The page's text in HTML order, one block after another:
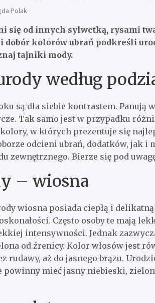
Polak
się od innych sylwetką, rysami
dobór kolorów ubrań podkreśli
tajniki mody.
według
są dla siebie kontrastem.
Tak samo jest w przypadku
w których prezentuje się
odcieni ubrań, dodatków, jak i
zewnętrznego. Bierze się pod
– wiosna
wiosna posiada ciepłą i
Często osoby te mają
intensywności. Jednak
od źrenicy. Kolor włosów jest
rudawy, aż do jasnego brązu.
powinny mieć jasny niebieski,